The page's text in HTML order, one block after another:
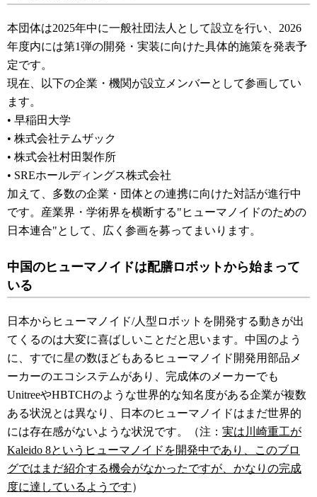
本団体は2025年中に一般社団法人として設立を行い、2026
年度内には第1弾の開発・実装に向けた具体的施策を発表予
定です。
現在、以下の企業・機関が設立メンバーとして参画してい
ます。
• 早稲田大学
• 株式会社テムザック
• 株式会社村田製作所
• SREホールディングス株式会社
加えて、多数の企業・団体との連携に向けた対話が進行中
です。産業界・学術界を横断する"ヒューマノイドのための
日本連合"として、広く参画を募ってまいります。
中国のヒューマノイドは配膳ロボットから始まって
いる
日本からヒューマノイド/人型ロボットを開発する動きが出
てくるのは大変に喜ばしいことだと思います。中国のよう
に、すでに星の数ほどもあるヒューマノイド開発用部品メ
ーカーのエコシステムがあり、完成体のメーカーでも
UnitreeやHBTCHのような世界的な知名度がある企業が複数
ある状況とは異なり、日本のヒューマノイドはまだ世界的
には存在感がないような状況です。（注： 実は川崎重工が
Kaleido 8というヒューマノイドを開発中であり、このブロ
グではまだ紹介する機会がなかったですが、かなりの完成
度に達しているようです）